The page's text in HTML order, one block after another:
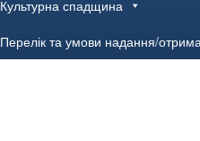
Культурна спадщина
Перелік та умови надання/